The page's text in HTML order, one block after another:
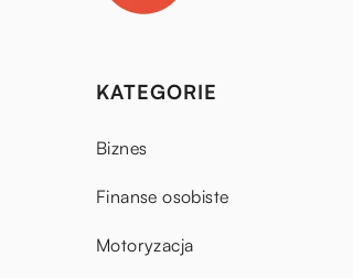
KATEGORIE
Biznes
Finanse osobiste
Motoryzacja